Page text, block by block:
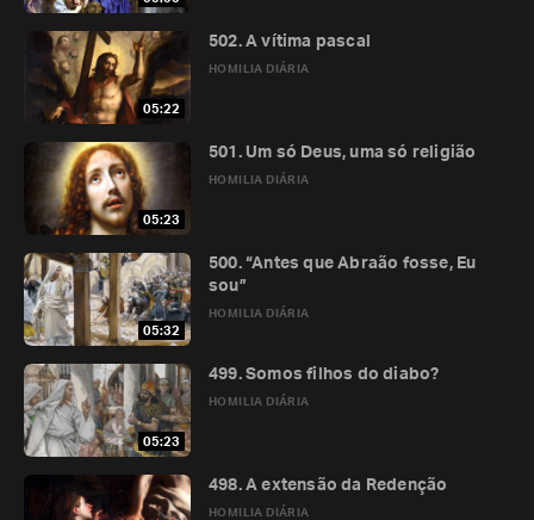
05:22
HOMILIA DIÁRIA
502. A vítima pascal
05:23
HOMILIA DIÁRIA
501. Um só Deus, uma só religião
05:32
HOMILIA DIÁRIA
500. “Antes que Abraão fosse, Eu
sou”
05:23
HOMILIA DIÁRIA
499. Somos filhos do diabo?
HOMILIA DIÁRIA
498. A extensão da Redenção